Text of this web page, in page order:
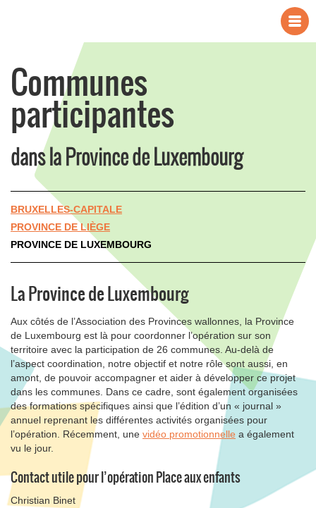
Communes
participantes
dans la Province de Luxembourg
BRUXELLES-CAPITALE
PROVINCE DE LIÈGE
PROVINCE DE LUXEMBOURG
La Province de Luxembourg
Aux côtés de l’Association des Provinces wallonnes, la Province
de Luxembourg est là pour coordonner l’opération sur son
territoire avec la participation de 26 communes. Au-delà de
l’aspect coordination, notre objectif et notre rôle sont aussi, en
amont, de pouvoir accompagner et aider à développer ce projet
dans les communes. Dans ce cadre, sont également organisées
des formations spécifiques ainsi que l’édition d’un « journal »
annuel reprenant les différentes activités organisées pour
l’opération. Récemment, une vidéo promotionnelle a également
vu le jour.
Contact utile pour l’opération Place aux enfants
Christian Binet